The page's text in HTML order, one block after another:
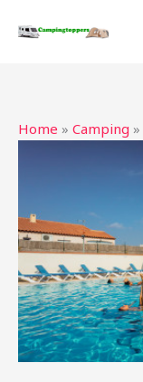
naar
Home » Camping »